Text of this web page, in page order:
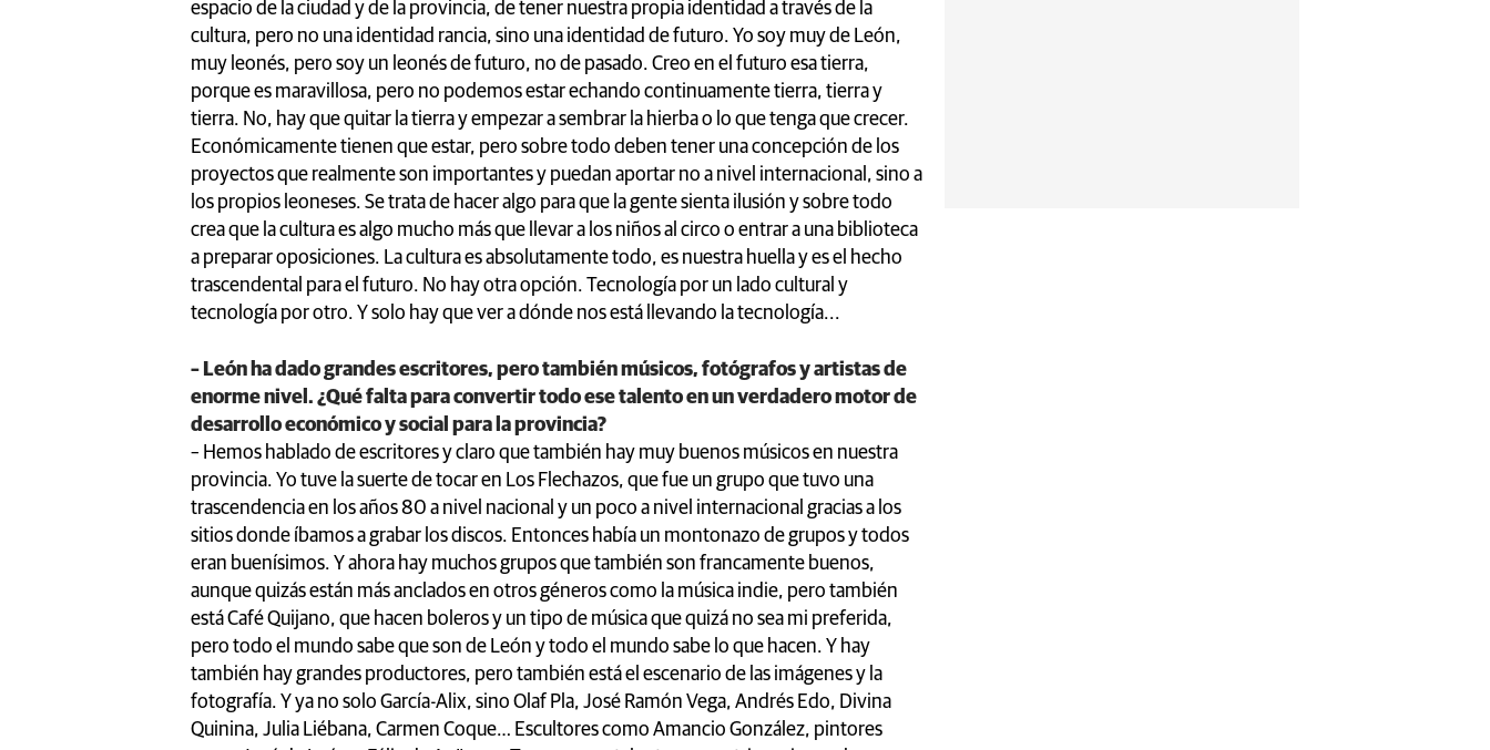
espacio de la ciudad y de la provincia, de tener nuestra propia identidad a través de la
cultura, pero no una identidad rancia, sino una identidad de futuro. Yo soy muy de León,
muy leonés, pero soy un leonés de futuro, no de pasado. Creo en el futuro esa tierra,
porque es maravillosa, pero no podemos estar echando continuamente tierra, tierra y
tierra. No, hay que quitar la tierra y empezar a sembrar la hierba o lo que tenga que crecer.
Económicamente tienen que estar, pero sobre todo deben tener una concepción de los
proyectos que realmente son importantes y puedan aportar no a nivel internacional, sino a
los propios leoneses. Se trata de hacer algo para que la gente sienta ilusión y sobre todo
crea que la cultura es algo mucho más que llevar a los niños al circo o entrar a una biblioteca
a preparar oposiciones. La cultura es absolutamente todo, es nuestra huella y es el hecho
trascendental para el futuro. No hay otra opción. Tecnología por un lado cultural y
tecnología por otro. Y solo hay que ver a dónde nos está llevando la tecnología...
– León ha dado grandes escritores, pero también músicos, fotógrafos y artistas de
enorme nivel. ¿Qué falta para convertir todo ese talento en un verdadero motor de
desarrollo económico y social para la provincia?
– Hemos hablado de escritores y claro que también hay muy buenos músicos en nuestra
provincia. Yo tuve la suerte de tocar en Los Flechazos, que fue un grupo que tuvo una
trascendencia en los años 80 a nivel nacional y un poco a nivel internacional gracias a los
sitios donde íbamos a grabar los discos. Entonces había un montonazo de grupos y todos
eran buenísimos. Y ahora hay muchos grupos que también son francamente buenos,
aunque quizás están más anclados en otros géneros como la música indie, pero también
está Café Quijano, que hacen boleros y un tipo de música que quizá no sea mi preferida,
pero todo el mundo sabe que son de León y todo el mundo sabe lo que hacen. Y hay
también hay grandes productores, pero también está el escenario de las imágenes y la
fotografía. Y ya no solo García-Alix, sino Olaf Pla, José Ramón Vega, Andrés Edo, Divina
Quinina, Julia Liébana, Carmen Coque… Escultores como Amancio González, pintores